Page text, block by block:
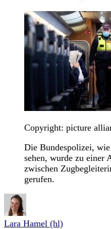
Copyright: picture
Die Bundespolizei,
sehen, wurde zu einer
zwischen
gerufen.
Lara Hamel (hl)